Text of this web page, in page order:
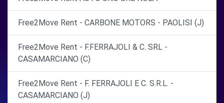
Free2Move Rent - CARBONE MOTORS - PAOLISI (J)
Free2Move Rent - F.FERRAJOLI & C. SRL -
CASAMARCIANO (C)
Free2Move Rent - F. FERRAJOLI E C. S.R.L. -
CASAMARCIANO (J)